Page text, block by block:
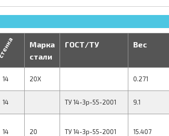
стенка
Марка
стали
ГОСТ/ТУ Вес
14 20Х 0.271
14 ТУ 14-3р-55-2001 9.1
14 20 ТУ 14-3р-55-2001 15.407